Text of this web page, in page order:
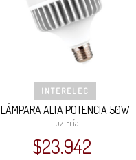
INTERELEC
LÁMPARA ALTA POTENCIA 50W
Luz Fría
$23.942